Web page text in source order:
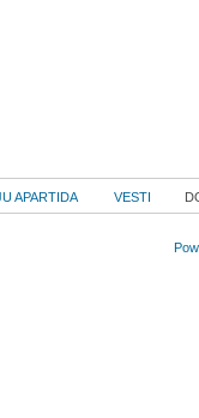
APARTIDA VESTI